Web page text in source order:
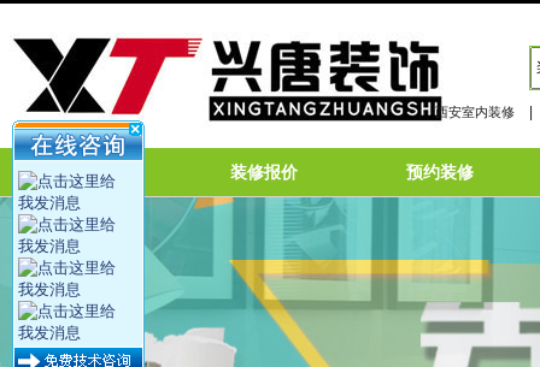
西安室内装修
网站首页 装修报价 预约装修